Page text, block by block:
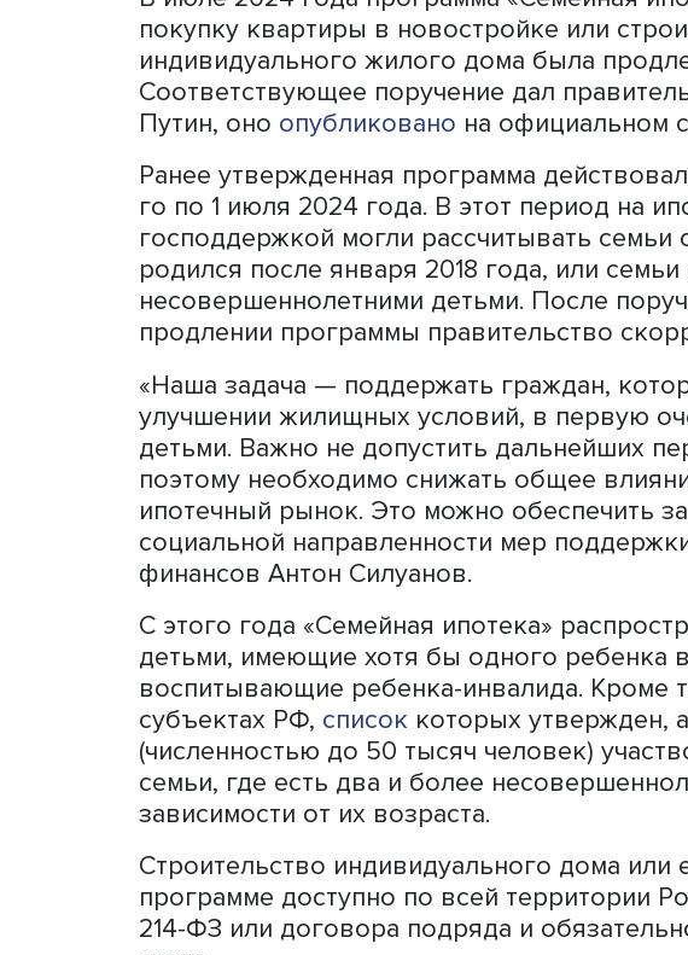
Фото:
Программа «Семейная ипотека»
условиями. Перезапуск может дать
семьям, но также мотивацию к
застройщиков.
В июле 2024 года программа
покупку квартиры в новостройке
индивидуального жилого дома была
Путин, оноопубликованона
Ранее утвержденная программа
го по 1 июля 2024 года. В этот
господдержкой могли
родился после января 2018 года,
продлении программы
«Наша задача — поддержать
улучшении жилищных условий, в
детьми. Важно не допустить
поэтому необходимо снижать общее
социальной направленности мер
финансов Антон Силуанов.